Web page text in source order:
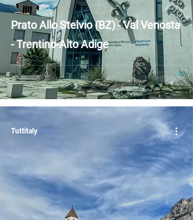
Prato Allo Stelvio (BZ) - Val Venosta
- Trentino-Alto Adige
Tuttitaly